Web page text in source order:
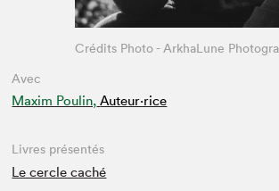
Avec
Maxim Poulin, Auteur·rice
Crédits Photo - ArkhaLune
Livres présentés
Le cercle caché